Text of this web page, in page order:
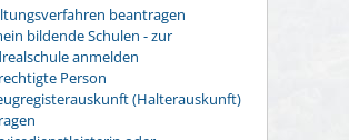
beantragen
bildende Schulen - zur
anmelden
Person
(Halterauskunft)